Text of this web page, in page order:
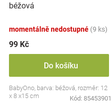
béžová
momentálně nedostupné (9 ks)
99 Kč
Do košíku
BabyOno, barva: béžová, rozměr: 12
x 8 x15 cm
Kód: 85453901